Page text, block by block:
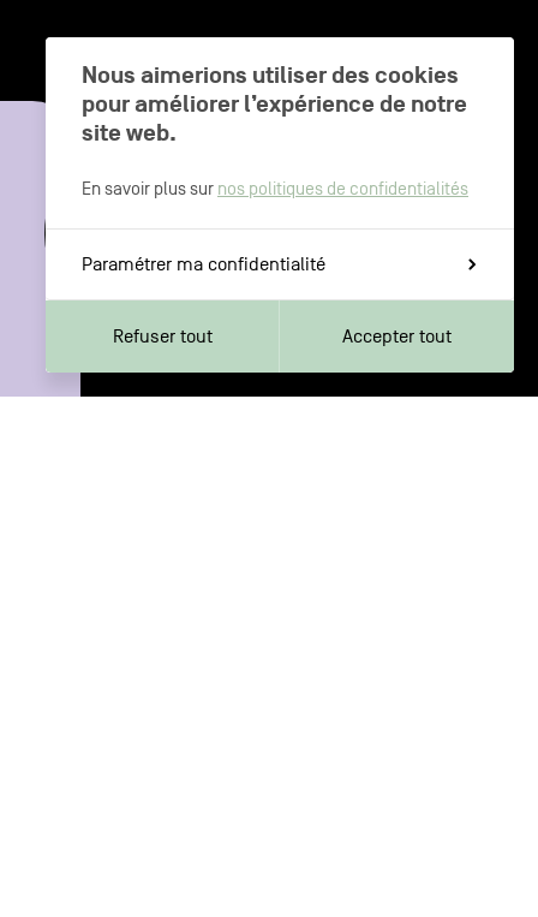
CHARLEROI MÉTROPOLE — 30 COMMUNES —
Nous aimerions utiliser des cookies
pour améliorer l’expérience de notre
site web.
En savoir plus sur nos politiques de confidentialités
Paramétrer ma confidentialité
Refuser tout Accepter tout